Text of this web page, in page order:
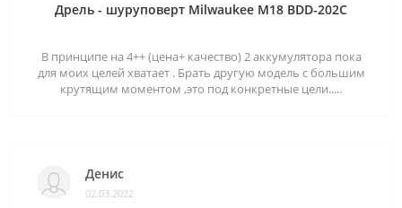
Дрель - шуруповерт Milwaukee M18 BDD-202C
В принципе на 4++ (цена+ качество) 2 аккумулятора пока
для моих целей хватает . Брать другую модель с большим
крутящим моментом ,это под конкретные цели.....
Денис
02.03.2022